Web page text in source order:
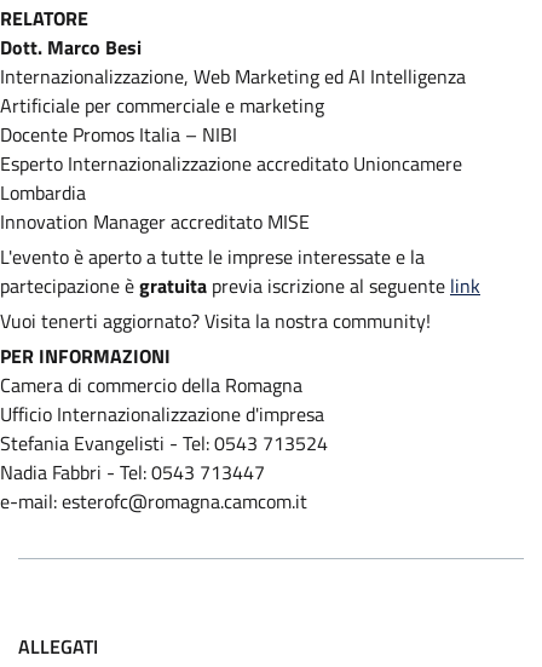
RELATORE
Dott. Marco Besi
Internazionalizzazione, Web Marketing ed AI Intelligenza
Artificiale per commerciale e marketing
Docente Promos Italia – NIBI
Esperto Internazionalizzazione accreditato Unioncamere
Lombardia
Innovation Manager accreditato MISE
L'evento è aperto a tutte le imprese interessate e la
partecipazione ègratuita previa iscrizione al seguente link
Vuoi tenerti aggiornato? Visita la nostra community!
PER INFORMAZIONI
Camera di commercio della Romagna
Ufficio Internazionalizzazione d'impresa
Stefania Evangelisti - Tel: 0543 713524
Nadia Fabbri - Tel: 0543 713447
e-mail: esterofc@romagna.camcom.it
ALLEGATI